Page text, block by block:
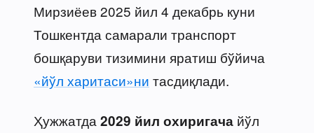
Мирзиёев 2025 йил 4 декабрь куни
Тошкентда самарали транспорт
бошқаруви тизимини яратиш бўйича
«йўл харитаси»ни тасдиқлади.
Ҳужжатда 2029 йил охиригача йўл